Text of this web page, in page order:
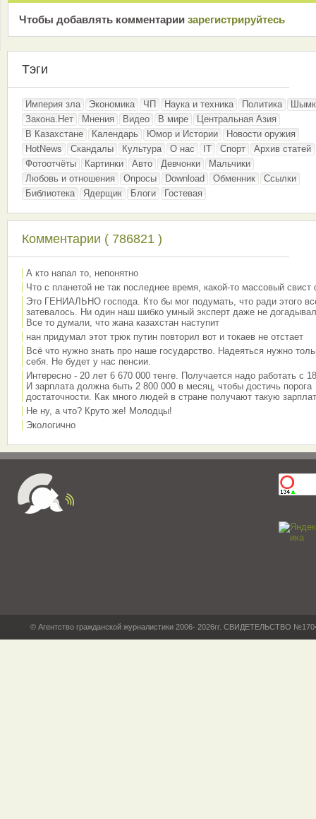
Чтобы добавлять комментарии зарeгиcтрирyйтeсь
Тэги
Империя зла Экономика ЧП Наука и техника Политика
Закона.Нет
Мнения Видео В мире
Центральная Азия
В Казахстане
Календарь Юмор и Истории
Новости оружия
HotNews
Скандалы Культура О нас IT Спорт
Архив статей
Фотоотчёты
Картинки Авто Девчонки
Мальчики
Любовь и отношения
Опросы Download Обменник
Ссылки
Библиотека
Ядерщик Блоги Гостевая
Комментарии ( 786821 )
А кто напал то, непонятно
Что с планетой не так последнее время, какой-то массовый свист
Это ГЕНИАЛЬНО господа. Кто бы мог подумать, что ради этого
затевалось. Ни один наш шибко умный эксперт даже не
Все то думали, что жана казахстан наступит
нан придумал этот трюк путин повторил вот и токаев не отстает
Всё что нужно знать про наше государство. Надеяться нужно
себя. Не будет у нас пенсии.
Интересно - 20 лет 6 670 000 тенге. Получается надо работать с
И зарплата должна быть 2 800 000 в месяц, чтобы достичь порога
достаточности. Как много людей в стране получают такую
Не ну, а что? Круто же! Молодцы!
Экологично
© Агентство гражданской журналистики 2006- 2026гг. СВИДЕТЕЛЬСТВО